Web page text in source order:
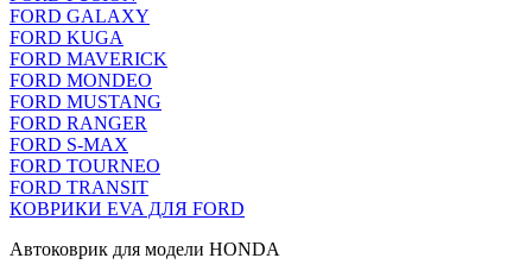
FORD GALAXY
FORD KUGA
FORD MAVERICK
FORD MONDEO
FORD MUSTANG
FORD RANGER
FORD S-MAX
FORD TOURNEO
FORD TRANSIT
КОВРИКИ EVA ДЛЯ FORD
Автоковрик для модели HONDA